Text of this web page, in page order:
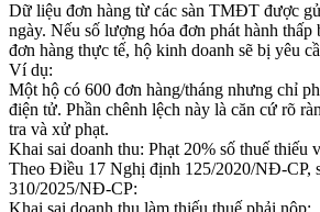
Dữ liệu đơn hàng từ các sàn TMĐT được
ngày. Nếu số lượng hóa đơn phát hành thấp
đơn hàng thực tế, hộ kinh doanh sẽ bị yêu
Ví dụ:
Một hộ có 600 đơn hàng/tháng nhưng chỉ
điện tử. Phần chênh lệch này là căn cứ rõ
tra và xử phạt.
Khai sai doanh thu: Phạt 20% số thuế thiếu
Theo Điều 17 Nghị định 125/2020/NĐ-CP,
310/2025/NĐ-CP:
Khai sai doanh thu làm thiếu thuế phải nộp: